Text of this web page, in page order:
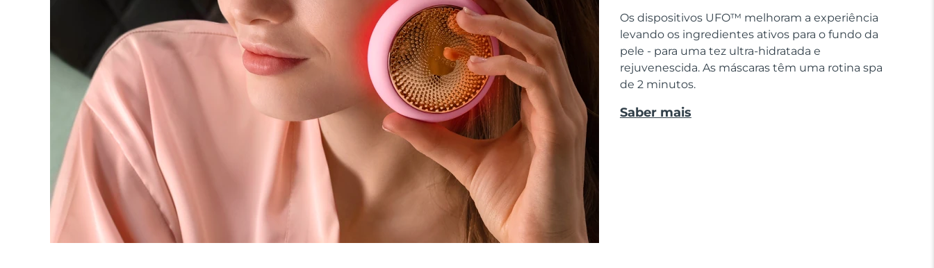
Os dispositivos UFO™ melhoram a experiência
levando os ingredientes ativos para o fundo da
pele - para uma tez ultra-hidratada e
rejuvenescida. As máscaras têm uma rotina spa
de 2 minutos.
Saber mais